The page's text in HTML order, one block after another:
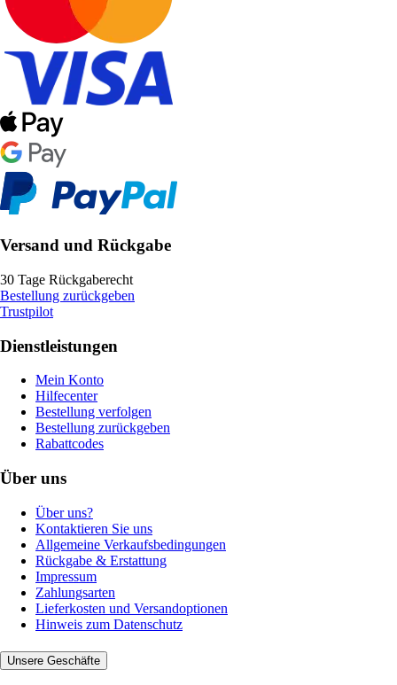
Versand und Rückgabe
30 Tage Rückgaberecht
Bestellung zurückgeben
Trustpilot
Dienstleistungen
Mein Konto
Hilfecenter
Bestellung verfolgen
Bestellung zurückgeben
Rabattcodes
Über uns
Über uns?
Kontaktieren Sie uns
Allgemeine Verkaufsbedingungen
Rückgabe & Erstattung
Impressum
Zahlungsarten
Lieferkosten und Versandoptionen
Hinweis zum Datenschutz
Unsere Geschäfte